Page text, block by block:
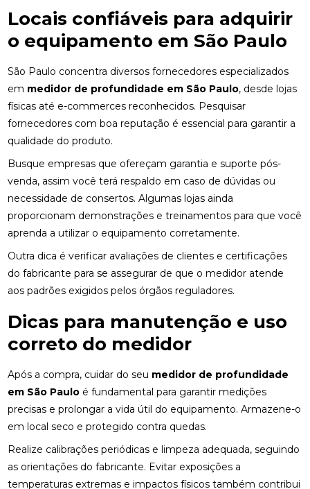
Locais confiáveis para adquirir
o equipamento em São Paulo
São Paulo concentra diversos fornecedores especializados
em medidor de profundidade em São Paulo, desde lojas
físicas até e-commerces reconhecidos. Pesquisar
fornecedores com boa reputação é essencial para garantir a
qualidade do produto.
Busque empresas que ofereçam garantia e suporte pós-
venda, assim você terá respaldo em caso de dúvidas ou
necessidade de consertos. Algumas lojas ainda
proporcionam demonstrações e treinamentos para que você
aprenda a utilizar o equipamento corretamente.
Outra dica é verificar avaliações de clientes e certificações
do fabricante para se assegurar de que o medidor atende
aos padrões exigidos pelos órgãos reguladores.
Dicas para manutenção e uso
correto do medidor
Após a compra, cuidar do seu medidor de profundidade
em São Paulo é fundamental para garantir medições
precisas e prolongar a vida útil do equipamento. Armazene-o
em local seco e protegido contra quedas.
Realize calibrações periódicas e limpeza adequada, seguindo
as orientações do fabricante. Evitar exposições a
temperaturas extremas e impactos físicos também contribui